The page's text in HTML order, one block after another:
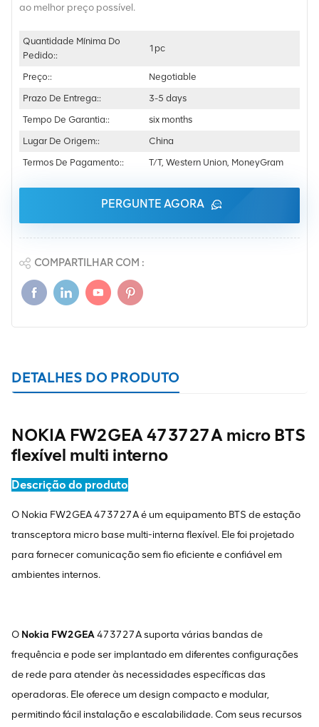
ao melhor preço possível.
Quantidade Mínima Do
Pedido::
1pc
Preço::
Negotiable
Prazo De Entrega::
3-5 days
Tempo De Garantia::
six months
Lugar De Origem::
China
Termos De Pagamento::
T/T, Western Union, MoneyGram
PERGUNTE AGORA
COMPARTILHAR COM :
DETALHES DO PRODUTO
NOKIA FW2GEA 473727A micro BTS
flexível multi interno
Descrição do produto
O Nokia FW2GEA 473727A é um equipamento BTS de estação
transceptora micro base multi-interna flexível. Ele foi projetado
para fornecer comunicação sem fio eficiente e confiável em
ambientes internos.
O Nokia FW2GEA473727A suporta várias bandas de
frequência e pode ser implantado em diferentes configurações
de rede para atender às necessidades específicas das
operadoras. Ele oferece um design compacto e modular,
permitindo fácil instalação e escalabilidade. Com seus recursos